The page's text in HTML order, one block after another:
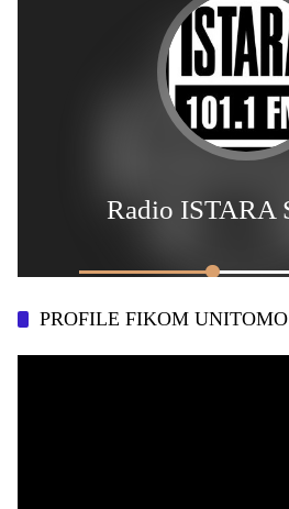
PROFILE FIKOM UNITOMO